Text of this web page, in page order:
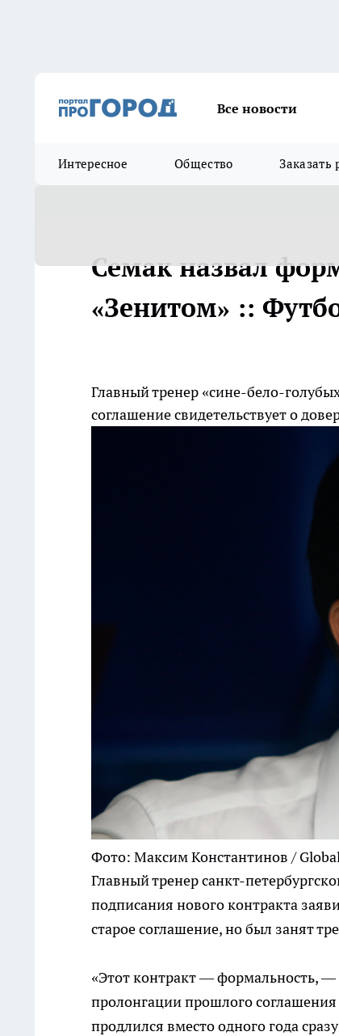
Все новости
Интересное Общество Заказать
Семак назвал
«Зенитом» ::
Главный тренер «сине-бело-
соглашение свидетельствует о
Фото: Максим Константинов /
Главный тренер санкт-
подписания нового контракта
старое соглашение, но был занят
«Этот контракт — формальность,
пролонгации прошлого соглашения
продлился вместо одного года